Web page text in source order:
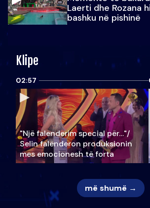
Laerti dhe Rozana
bashku në pishinë
Klipe
02:57
"Një falenderim special për…"/
Selin falënderon produksionin
mes emocionesh të forta
më shumë →